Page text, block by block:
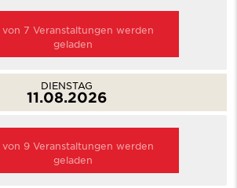
von 7 Veranstaltungen werden
geladen
DIENSTAG
11.08.2026
von 9Veranstaltungen werden
geladen